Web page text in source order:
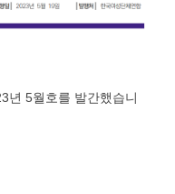
년 5월호를 발간했습니